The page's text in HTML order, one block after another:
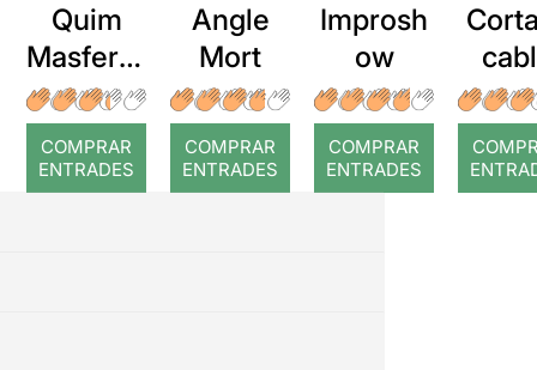
Quim
Masferre
r: Temps
COMPRAR
ENTRADES
Angle
Mort
COMPRAR
ENTRADES
Improsh
ow
COMPRAR
ENTRADES